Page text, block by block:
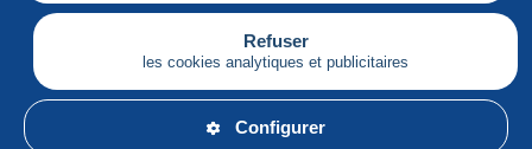
Refuser
les cookies analytiques et publicitaires
Configurer
Articles
Français